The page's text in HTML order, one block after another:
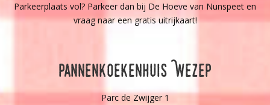
Parkeerplaats vol? Parkeer dan bij De Hoeve van Nunspeet en
vraag naar een gratis uitrijkaart!
Pannenkoekenhuis Wezep
Parc de Zwijger 1